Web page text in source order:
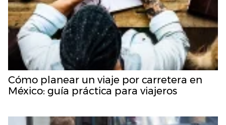
Cómo planear un viaje por carretera en
México: guía práctica para viajeros